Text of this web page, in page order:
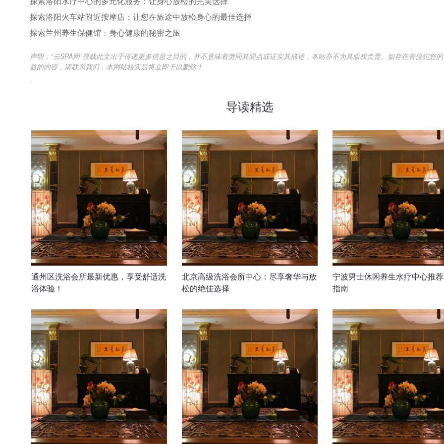
探索洛阳火车站附近按摩店：让您在旅途中放松身心的最佳选择
探索兰州养生保健馆：身心健康的秘密之旅
声明：“云SPA网”登载此文出于传递更多信息之目的，并不意味着赞同其观点或证实其描述，本站亦不为其版权负责。如存在有侵犯您
益的内容，请联系我们，本网站核实后将立即予以删除！
导读精选
通州区洗浴会所最新优惠，享受舒适洗
浴体验！
北京高级洗浴会所中心：尽享奢华与放
松的绝佳选择
宁波男士休闲养生水疗中心推
指南